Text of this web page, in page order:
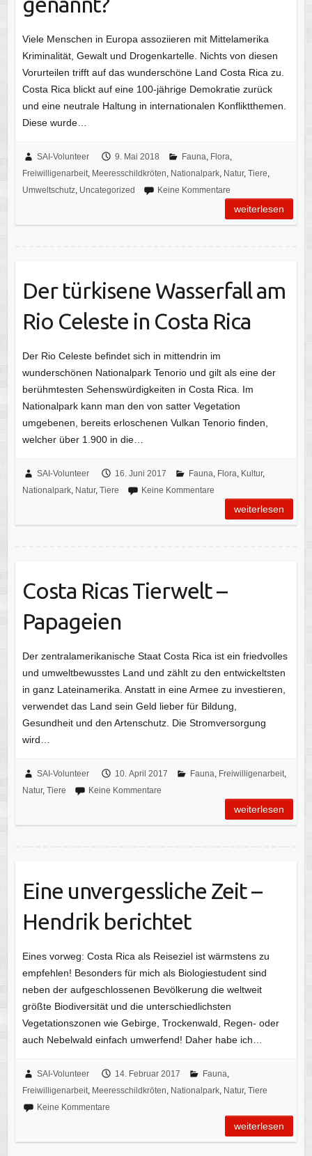
Viele Menschen in Europa assoziieren mit Mittelamerika
Kriminalität, Gewalt und Drogenkartelle. Nichts von diesen
Vorurteilen trifft auf das wunderschöne Land Costa Rica zu.
Costa Rica blickt auf eine 100-jährige Demokratie zurück
und eine neutrale Haltung in internationalen Konfliktthemen.
Diese wurde…
SAI-Volunteer 9. Mai 2018 Fauna, Flora,
Freiwilligenarbeit, Meeresschildkröten, Nationalpark, Natur, Tiere,
Umweltschutz, Uncategorized Keine Kommentare
weiterlesen
Der türkisene Wasserfall am
Rio Celeste in Costa Rica
Der Rio Celeste befindet sich in mittendrin im
wunderschönen Nationalpark Tenorio und gilt als eine der
berühmtesten Sehenswürdigkeiten in Costa Rica. Im
Nationalpark kann man den von satter Vegetation
umgebenen, bereits erloschenen Vulkan Tenorio finden,
welcher über 1.900 in die…
SAI-Volunteer 16. Juni 2017 Fauna, Flora, Kultur,
Nationalpark, Natur, Tiere Keine Kommentare
weiterlesen
Costa Ricas Tierwelt –
Papageien
Der zentralamerikanische Staat Costa Rica ist ein friedvolles
und umweltbewusstes Land und zählt zu den entwickeltsten
in ganz Lateinamerika. Anstatt in eine Armee zu investieren,
verwendet das Land sein Geld lieber für Bildung,
Gesundheit und den Artenschutz. Die Stromversorgung
wird…
SAI-Volunteer 10. April 2017 Fauna, Freiwilligenarbeit,
Natur, Tiere Keine Kommentare
weiterlesen
Eine unvergessliche Zeit –
Hendrik berichtet
Eines vorweg: Costa Rica als Reiseziel ist wärmstens zu
empfehlen! Besonders für mich als Biologiestudent sind
neben der aufgeschlossenen Bevölkerung die weltweit
größte Biodiversität und die unterschiedlichsten
Vegetationszonen wie Gebirge, Trockenwald, Regen- oder
auch Nebelwald einfach umwerfend! Daher habe ich…
SAI-Volunteer 14. Februar 2017 Fauna,
Freiwilligenarbeit, Meeresschildkröten, Nationalpark, Natur, Tiere
Keine Kommentare
weiterlesen